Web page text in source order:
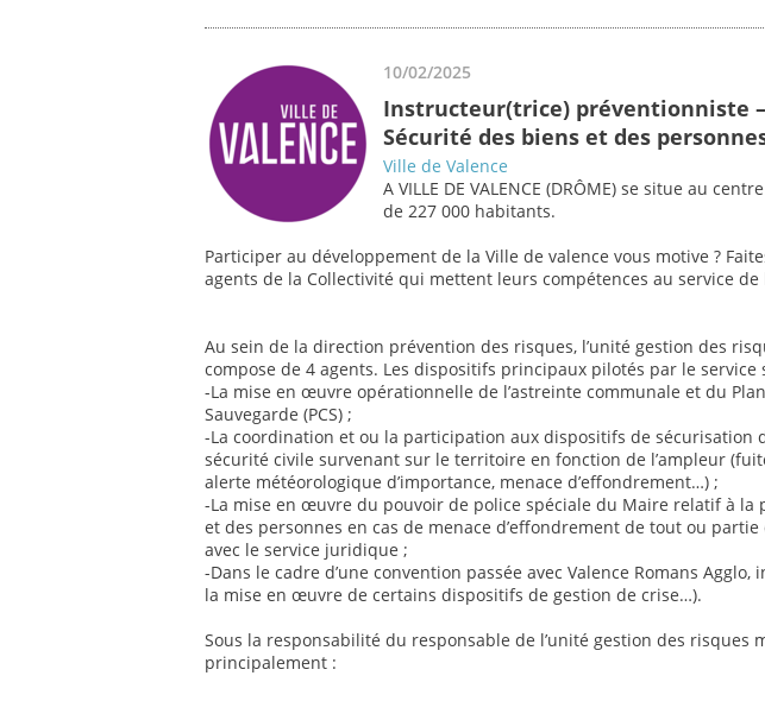
10/02/2025
Instructeur(trice) préventionniste
Sécurité des biens et des
Ville de Valence
A VILLE DE VALENCE (DRÔME) se situe au
de 227 000 habitants.
Participer au développement de la Ville de valence vous motive ?
agents de la Collectivité qui mettent leurs compétences au service de
Au sein de la direction prévention des risques, l’unité gestion des
compose de 4 agents. Les dispositifs principaux pilotés par le service
-La mise en œuvre opérationnelle de l’astreinte communale et du
Sauvegarde (PCS) ;
-La coordination et ou la participation aux dispositifs de sécurisation
sécurité civile survenant sur le territoire en fonction de l’ampleur
alerte météorologique d’importance, menace d’effondrement…) ;
-La mise en œuvre du pouvoir de police spéciale du Maire relatif à la
et des personnes en cas de menace d’effondrement de tout ou partie
avec le service juridique ;
-Dans le cadre d’une convention passée avec Valence Romans Agglo,
la mise en œuvre de certains dispositifs de gestion de crise…).
Sous la responsabilité du responsable de l’unité gestion des risques
principalement :